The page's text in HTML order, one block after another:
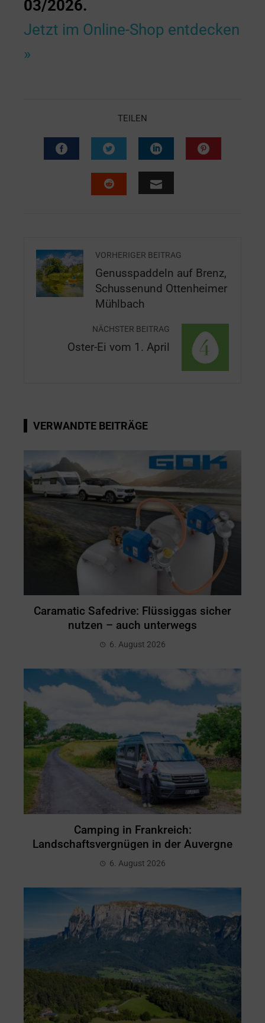
03/2026.
Jetzt im Online-Shop entdecken
»
TEILEN
VORHERIGER BEITRAG
Genusspaddeln auf Brenz,
Schussenund Ottenheimer
Mühlbach
NÄCHSTER BEITRAG
Oster-Ei vom 1. April
VERWANDTE BEITRÄGE
Caramatic Safedrive: Flüssiggas sicher
nutzen – auch unterwegs
6. August 2026
Camping in Frankreich:
Landschaftsvergnügen in der Auvergne
6. August 2026